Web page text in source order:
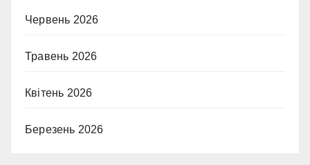
Червень 2026
Травень 2026
Квітень 2026
Березень 2026